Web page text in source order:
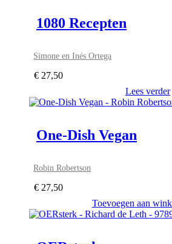
1080 Recepten
Simone en Inés Ortega
€ 27,50
Lees verder
One-Dish Vegan
Robin Robertson
€ 27,50
Toevoegen aan